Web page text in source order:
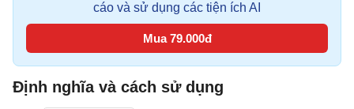
cáo và sử dụng các tiện ích AI
Mua 79.000đ
Định nghĩa và cách sử dụng